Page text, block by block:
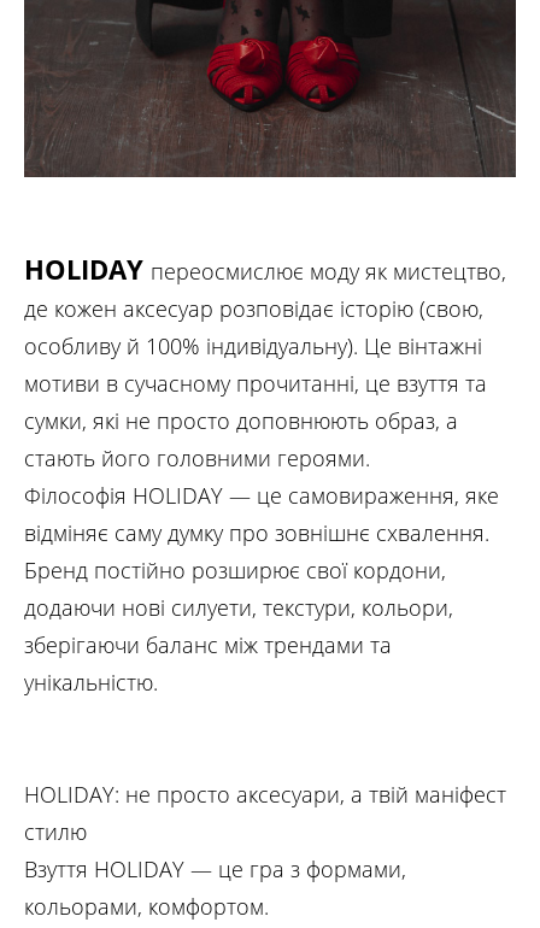
HOLIDAY переосмислює моду як мистецтво,
де кожен аксесуар розповідає історію (свою,
особливу й 100% індивідуальну). Це вінтажні
мотиви в сучасному прочитанні, це взуття та
сумки, які не просто доповнюють образ, а
стають його головними героями.
Філософія HOLIDAY — це самовираження, яке
відміняє саму думку про зовнішнє схвалення.
Бренд постійно розширює свої кордони,
додаючи нові силуети, текстури, кольори,
зберігаючи баланс між трендами та
унікальністю.
HOLIDAY: не просто аксесуари, а твій маніфест
стилю
Взуття HOLIDAY — це гра з формами,
кольорами, комфортом.